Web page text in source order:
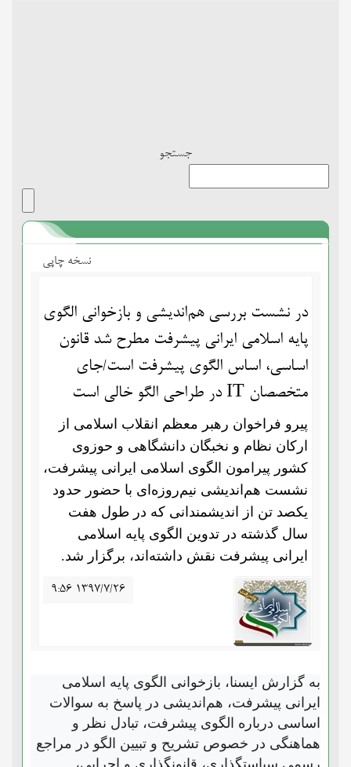
جستجو
نسخه چاپی
در نشست بررسی هم‌اندیشی و بازخوانی الگوی
پایه اسلامی ایرانی پیشرفت مطرح شد قانون
اساسی، اساس الگوی پیشرفت است/جای
متخصصان IT در طراحی الگو خالی است
پیرو فراخوان رهبر معظم انقلاب اسلامی از
ارکان نظام و نخبگان دانشگاهی و حوزوی
کشور پیرامون الگوی اسلامی ایرانی پیشرفت،
نشست هم‌اندیشی نیم‌روزه‌ای با حضور حدود
یکصد تن از اندیشمندانی که در طول هفت
سال گذشته در تدوین الگوی پایه اسلامی
ایرانی پیشرفت نقش داشته‌اند، برگزار شد.
۹:۵۶ ۱۳۹۷/۷/۲۶
به گزارش ایسنا، بازخوانی الگوی پایه اسلامی
ایرانی پیشرفت، هم‌اندیشی در پاسخ به سوالات
اساسی درباره الگوی پیشرفت، تبادل نظر و
هماهنگی در خصوص تشریح و تبیین الگو در مراجع
رسمی سیاستگذاری، قانونگذاری و اجرایی،